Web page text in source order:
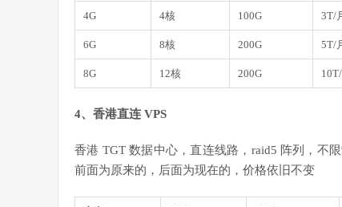
4G 4核 100G 3T/
6G 8核 200G 5T/
8G 12核 200G 10T/
4、香港直连 VPS
香港 TGT 数据中心，直连线路，raid5 阵列，不
前面为原来的，后面为现在的，价格依旧不变